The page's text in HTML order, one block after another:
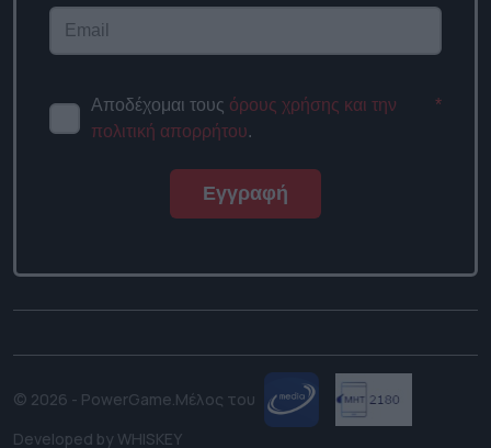
Αποδέχομαι τους
και την πολιτική απορρήτου
© 2026 - PowerGame.Μέλος του